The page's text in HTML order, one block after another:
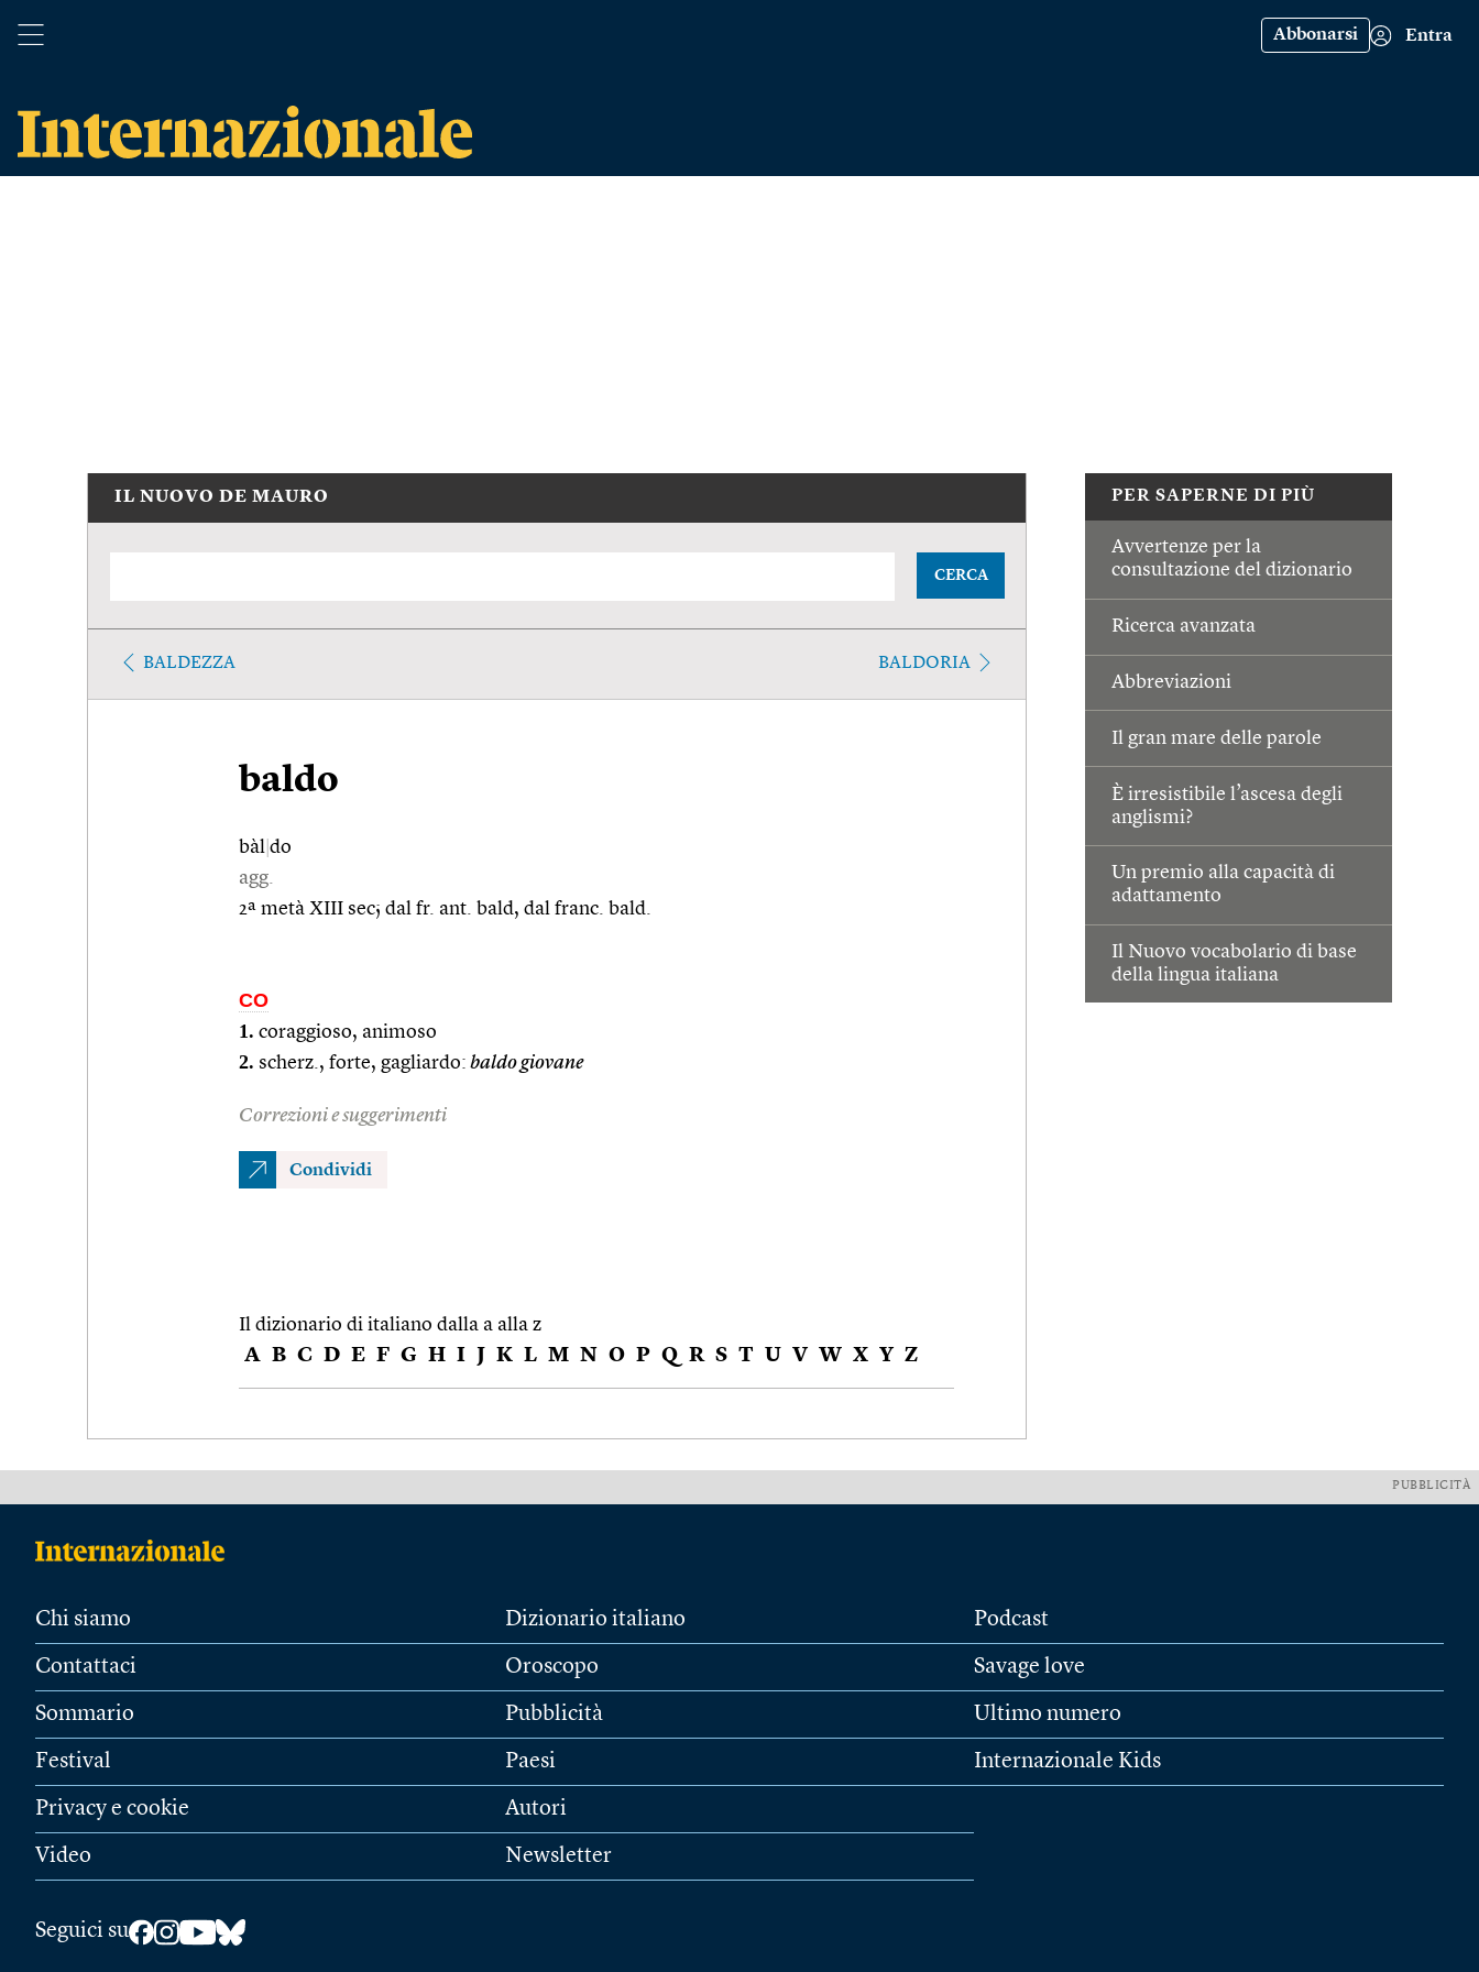
Abbonarsi Entra
PER SAPERNE DI PIÙ
Avvertenze per la
consultazione del dizionario
Ricerca avanzata
Abbreviazioni
Il gran mare delle parole
È irresistibile l’ascesa degli
anglismi?
Un premio alla capacità di
adattamento
Il Nuovo vocabolario di base
della lingua italiana
IL NUOVO DE MAURO
CERCA
BALDEZZA BALDORIA
baldo
bàl do
agg.
2ª metà XIII sec; dal fr. ant. bald, dal franc. bald.
CO
1. coraggioso, animoso
2. scherz., forte, gagliardo: baldo giovane
Correzioni e suggerimenti
Condividi
Il dizionario di italiano dalla a alla z
A B C D E F G H I J K L M N O P Q R S T U V W X Y Z
PUBBLICITÀ
Chi siamo
Contattaci
Sommario
Festival
Privacy e cookie
Video
Dizionario italiano
Oroscopo
Pubblicità
Paesi
Autori
Newsletter
Podcast
Savage love
Ultimo numero
Internazionale Kids
Seguici su